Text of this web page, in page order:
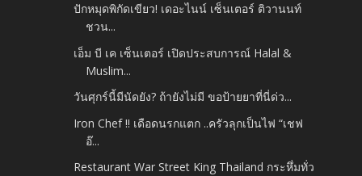
ปักหมุดพิกัดเขียว! เดอะไนน์ เซ็นเตอร์ ติวานนท์
ชวน...
เอ็ม บี เค เซ็นเตอร์ เปิดประสบการณ์ Halal &
Muslim...
วันศุกร์นี้มีนัดยัง? ถ้ายังไม่มี ขอป้ายยาที่นี่ด่ว...
Iron Chef !! เดือดนรกแตก ..ครัวลุกเป็นไฟ “เชฟ
อ๊...
Restaurant War Street King Thailand กระหึ่มทั่ว